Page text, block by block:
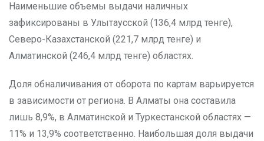
Наименьшие объемы выдачи наличных
зафиксированы в Улытаусской (136,4 млрд тенге),
Северо-Казахстанской (221,7 млрд тенге) и
Алматинской (246,4 млрд тенге) областях.
Доля обналичивания от оборота по картам варьируется
в зависимости от региона. В Алматы она составила
лишь 8,9%, в Алматинской и Туркестанской областях —
11% и 13,9% соответственно. Наибольшая доля выдачи